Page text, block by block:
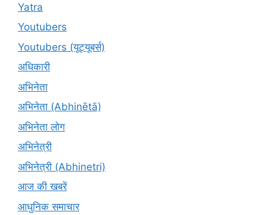
Yatra
Youtubers
Youtubers (यूट्यूबर्स)
अधिकारी
अभिनेता
अभिनेता (Abhinētā)
अभिनेता लोग
अभिनेत्री
अभिनेत्री (Abhinetri)
आज की खबरें
आधुनिक समाचार